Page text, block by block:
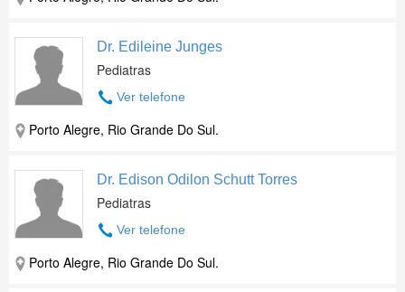
Dr. Edileine Junges
Pediatras
Ver telefone
Porto Alegre, Rio Grande Do Sul.
Dr. Edison Odilon Schutt Torres
Pediatras
Ver telefone
Porto Alegre, Rio Grande Do Sul.